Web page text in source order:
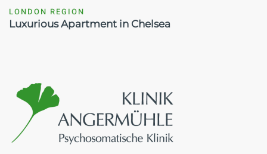
LONDON REGION
Luxurious Apartment in Chelsea